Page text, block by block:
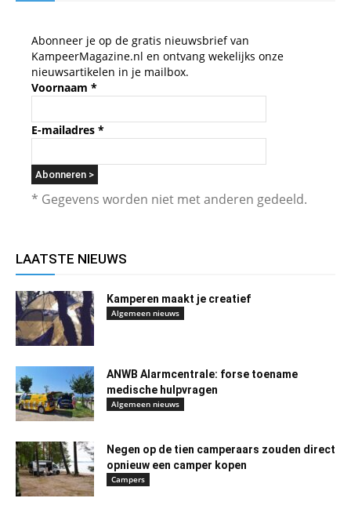
Abonneer je op de gratis nieuwsbrief van
KampeerMagazine.nl en ontvang wekelijks onze
nieuwsartikelen in je mailbox.
Voornaam *
E-mailadres *
* Gegevens worden niet met anderen gedeeld.
LAATSTE NIEUWS
Kamperen maakt je creatief
Algemeen nieuws
ANWB Alarmcentrale: forse toename
medische hulpvragen
Algemeen nieuws
Negen op de tien camperaars zouden direct
opnieuw een camper kopen
Campers